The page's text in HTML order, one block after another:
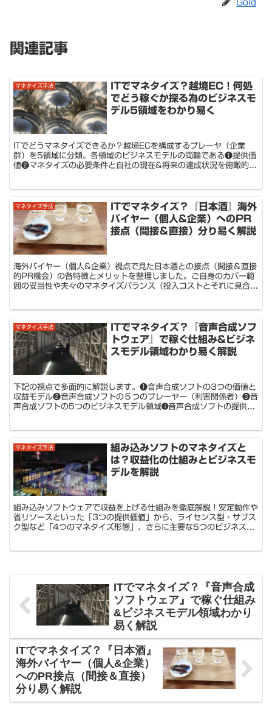
Gold
関連記事
マネタイズ手法
ITでマネタイズ？越境EC！何処
でどう稼ぐか探る為のビジネスモ
デル5領域をわかり易く
ITでどうマネタイズできるか？越境ECを構成するプレーヤ（企業
群）を5領域に分類。各領域のビジネスモデルの両輪である❶提供価
値❷マネタイズの必要条件と自社の現在&将来の達成状況を俯瞰的に
マネタイズ手法
ITでマネタイズ？『日本酒』海外
バイヤー（個人&企業）へのPR
接点（間接＆直接）分り易く解説
海外バイヤー（個人&企業）視点で見た日本酒との接点（間接＆直接
的PR機会）の各特徴とメリットを整理しました。ご自身のカバー範
囲の妥当性や夫々のマネタイズバランス（投入コストとそれに見合う
マネタイズ手法
ITでマネタイズ？『音声合成ソフ
トウェア』で稼ぐ仕組み&ビジネ
スモデル領域わかり易く解説
下記の視点で多面的に解説します。❶音声合成ソフトの3つの価値と
収益モデル❷音声合成ソフトの５つのプレーヤー（利害関係者）❸音
声合成ソフトの5つのビジネスモデル領域➍音声合成ソフトの提供価
マネタイズ手法
組み込みソフトのマネタイズと
は？収益化の仕組みとビジネスモ
デルを解説
組み込みソフトウェアで収益を上げる仕組みを徹底解説！安定動作や
省リソースといった「3つの提供価値」から、ライセンス型・サブス
ク型など「4つのマネタイズ形態」、さらに主要な5つのビジネス領
ITでマネタイズ？『音声合成
ソフトウェア』で稼ぐ仕組み
&ビジネスモデル領域わかり
易く解説
ITでマネタイズ？『日本酒』
海外バイヤー（個人&企業）
へのPR接点（間接＆直接）
分り易く解説